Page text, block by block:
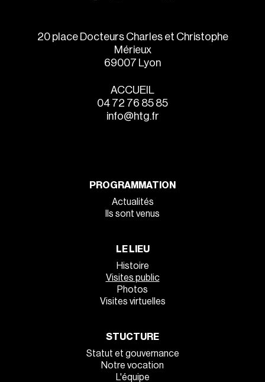
20 place Docteurs Charles et Christophe
Mérieux
69007 Lyon
ACCUEIL
04 72 76 85 85
info@htg.fr
PROGRAMMATION
Actualités
Ils sont venus
LE LIEU
Histoire
Visites public
Photos
Visites virtuelles
STUCTURE
Statut et gouvernance
Notre vocation
L'équipe